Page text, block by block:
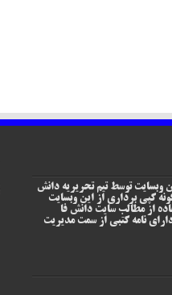
وبسایت توسط تیم تحریریه دانش
کپی برداری از این وبسایت
از مطالب سایت دانش فا
نامه کتبی از سمت مدیریت